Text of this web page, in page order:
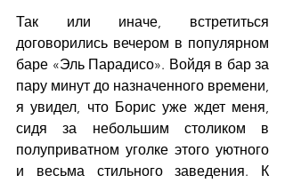
Так или иначе, встретиться
договорились вечером в популярном
баре «Эль Парадисо». Войдя в бар за
пару минут до назначенного времени,
я увидел, что Борис уже ждет меня,
сидя за небольшим столиком в
полуприватном уголке этого уютного
и весьма стильного заведения. К